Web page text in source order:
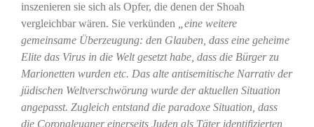
inszenieren sie sich als Opfer, die denen der Shoah
vergleichbar wären. Sie verkünden
„eine weitere
gemeinsame Überzeugung: den Glauben, dass eine geheime
Elite das Virus in die Welt gesetzt habe, dass die Bürger zu
Marionetten wurden etc. Das alte antisemitische Narrativ der
jüdischen Weltverschwörung wurde der aktuellen Situation
angepasst. Zugleich entstand die paradoxe Situation, dass
die Coronaleugner einerseits Juden als Täter identifizierten